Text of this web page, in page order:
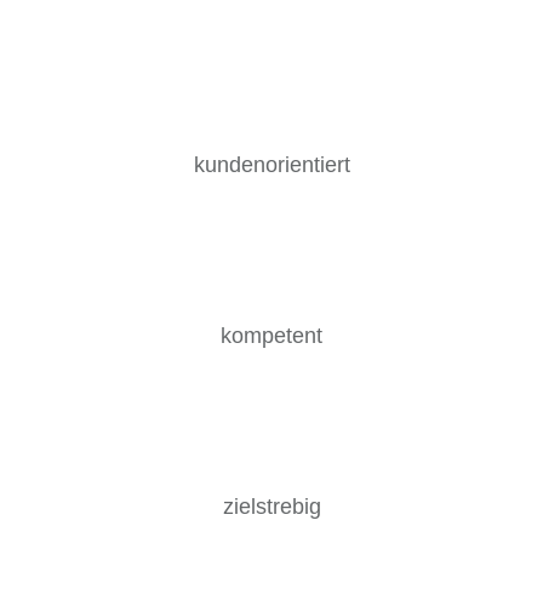
kundenorientiert
kompetent
zielstrebig